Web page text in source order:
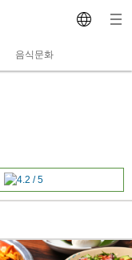
음식문화